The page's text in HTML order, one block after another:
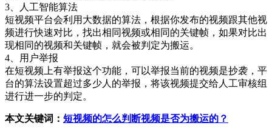
3、人工智能算法
短视频平台会利用大数据的算法，根据你发布的视频跟其他视
频进行快速对比，找出相同视频或相同的关键帧，如果对比出
现相同的视频和关键帧，就会被判定为搬运。
4、用户举报
在短视频上有举报这个功能，可以举报当前的视频是抄袭，平
台的算法设置超过多少人的举报，将该视频提交给人工审核组
进行进一步的判定。
本文关键词： 短视频的怎么判断视频是否为搬运的？